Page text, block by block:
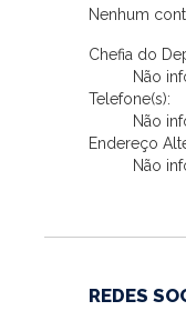
Nenhum
Chefia do
Não
Telefone(s):
Não
Endereço
Não
REDES